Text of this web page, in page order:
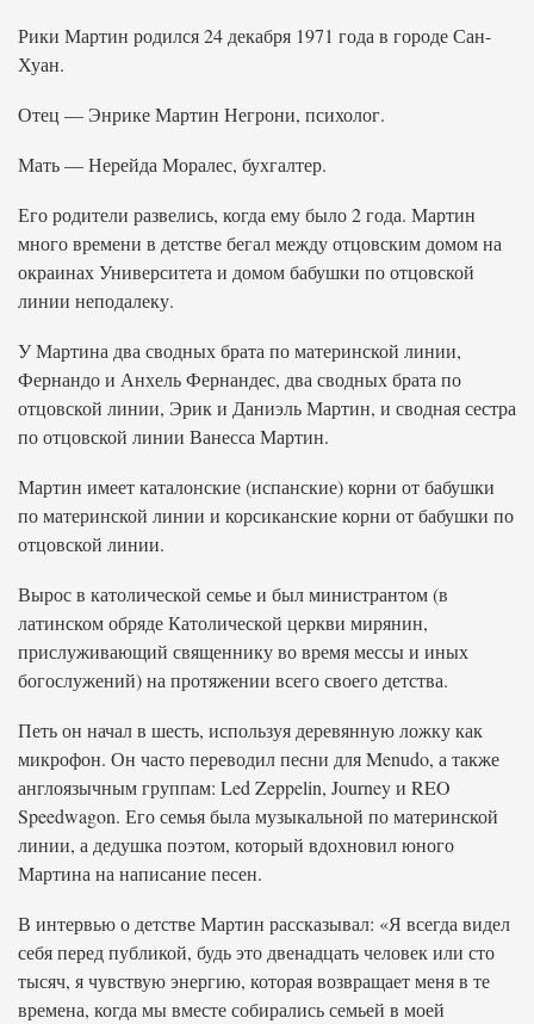
Рики Мартин родился 24 декабря 1971 года в городе Сан-
Хуан.
Отец — Энрике Мартин Негрони, психолог.
Мать — Нерейда Моралес, бухгалтер.
Его родители развелись, когда ему было 2 года. Мартин
много времени в детстве бегал между отцовским домом на
окраинах Университета и домом бабушки по отцовской
линии неподалеку.
У Мартина два сводных брата по материнской линии,
Фернандо и Анхель Фернандес, два сводных брата по
отцовской линии, Эрик и Даниэль Мартин, и сводная сестра
по отцовской линии Ванесса Мартин.
Мартин имеет каталонские (испанские) корни от бабушки
по материнской линии и корсиканские корни от бабушки по
отцовской линии.
Вырос в католической семье и был министрантом (в
латинском обряде Католической церкви мирянин,
прислуживающий священнику во время мессы и иных
богослужений) на протяжении всего своего детства.
Петь он начал в шесть, используя деревянную ложку как
микрофон. Он часто переводил песни для Menudo, а также
англоязычным группам: Led Zeppelin, Journey и REO
Speedwagon. Его семья была музыкальной по материнской
линии, а дедушка поэтом, который вдохновил юного
Мартина на написание песен.
В интервью о детстве Мартин рассказывал: «Я всегда видел
себя перед публикой, будь это двенадцать человек или сто
тысяч, я чувствую энергию, которая возвращает меня в те
времена, когда мы вместе собирались семьей в моей